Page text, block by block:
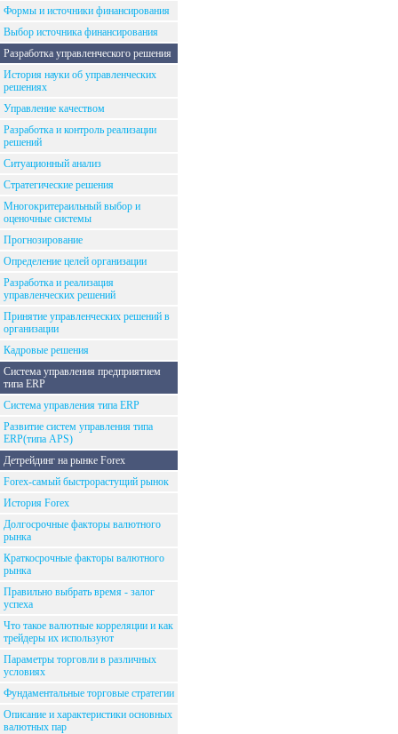
Формы и источники финансирования
Выбор источника финансирования
Разработка управленческого решения
История науки об управленческих
решениях
Управление качеством
Разработка и контроль реализации
решений
Ситуационный анализ
Стратегические решения
Многокритераильный выбор и
оценочные системы
Прогнозирование
Определение целей организации
Разработка и реализация
управленческих решений
Принятие управленческих решений в
организации
Кадровые решения
Система управления предприятием
типа ERP
Система управления типа ERP
Развитие систем управления типа
ERP(типа APS)
Детрейдинг на рынке Forex
Forex-самый быстрорастущий рынок
История Forex
Долгосрочные факторы валютного
рынка
Краткосрочные факторы валютного
рынка
Правильно выбрать время - залог
успеха
Что такое валютные корреляции и как
трейдеры их используют
Параметры торговли в различных
условиях
Фундаментальные торговые стратегии
Описание и характеристики основных
валютных пар